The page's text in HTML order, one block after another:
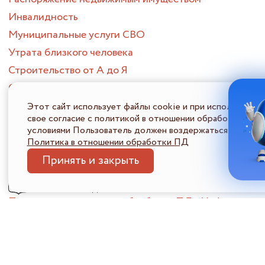
Инвалидность
Муниципальные услуги СВО
Утрата близкого человека
Строительство от А до Я
Создание семьи
Смена места жительства
Приобретение жилого помещения
Потеря или поиск работы
Опека и попечительство
ПОРТАЛ МНОГОФУНКЦИОНАЛЬНЫХ ЦЕНТРОВ
ПРЕДОСТАВЛЕНИЯ ГОСУДАРСТВЕННЫХ И МУНИЦИПАЛЬНЫХ
Политика в отношении обработки ПДн Информация
Этот сайт использует файлы cookie и при
свое согласие с политикой в отношении обработки
условиями Пользователь должен воздержаться от
Политика в отношении обработки ПД
Принять и закрыть